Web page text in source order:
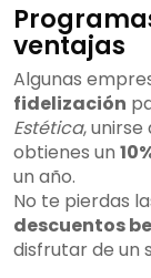
ventajas
Algunas
fidelización
Estética,
obtienes un
un año.
No te pierdas
descuentos
disfrutar de un